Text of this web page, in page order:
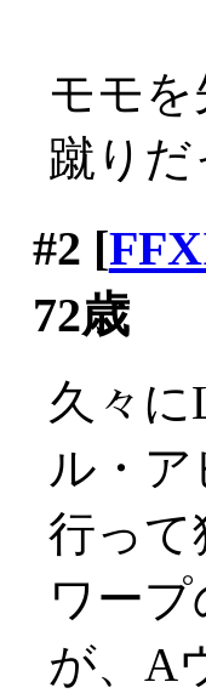
モモ
蹴り
#2 [
72歳
久々
ル・
行っ
ワー
が、A